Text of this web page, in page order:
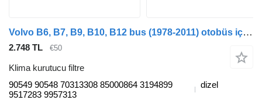
Volvo B6, B7, B9, B10, B12 bus (1978-2011) otobüs için Haldex B10M (01.78-12.03) 90549 90548 klima kurutucu filtre
2.748 TL €50
Klima kurutucu filtre
90549 90548 70313308 85000864 3194899
9517283 9957313
dizel